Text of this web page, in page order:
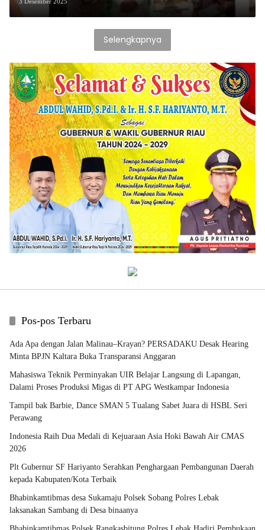
Selengkapnya
Pos-pos Terbaru
Ada Apa dengan Jalan Malinau–Krayan? PERSADAKU Desak Hearing
Minta BPJN Kaltara Buka Transparansi Anggaran
Mahasiswa Teknik Perminyakan UIR Belajar Langsung di Lapangan,
Dalami Proses Produksi Migas di PT APG Westkampar Indonesia
Tampil bak Barbie, Dance SMAN 5 Tualang Sabet Juara di HSBL Seri
Perawang
Indonesia Raih Dua Medali di Kejuaraan Asia Hoki Bawah Air CMAS
2026
Plt Gubernur SF Hariyanto Serahkan Penghargaan Pembangunan Daerah
kepada Kabupaten/Kota Terbaik
Bhabinkamtibmas desa Sukamaju Polsek Sobang Polres Lebak
laksanakan Sambang di Desa binaanya